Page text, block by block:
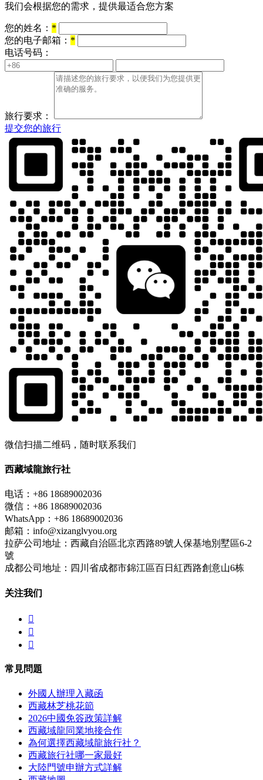
我们会根据您的需求，提供最适合您方案
您的姓名： *
您的电子邮箱： *
电话号码：
旅行要求：
提交您的旅行
微信扫描二维码，随时联系我们
西藏域龍旅行社
电话：+86 18689002036
微信：+86 18689002036
WhatsApp：+86 18689002036
邮箱：info@xizanglvyou.org
拉萨公司地址：西藏自治區北京西路89號人保基地別墅區6-2
號
成都公司地址：四川省成都市錦江區百日紅西路創意山6栋
关注我们



常見問題
外國人辦理入藏函
西藏林芝桃花節
2026中國免簽政策詳解
西藏域龍同業地接合作
為何選擇西藏域龍旅行社？
西藏旅行社哪一家最好
大陸門號申辦方式詳解